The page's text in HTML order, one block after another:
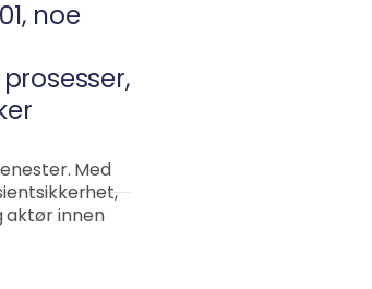
noe
Med
aktør innen